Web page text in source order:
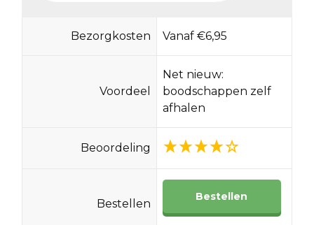
Bezorgkosten Vanaf €6,95
Voordeel
Net nieuw:
boodschappen zelf
afhalen
Beoordeling
Bestellen
Bestellen